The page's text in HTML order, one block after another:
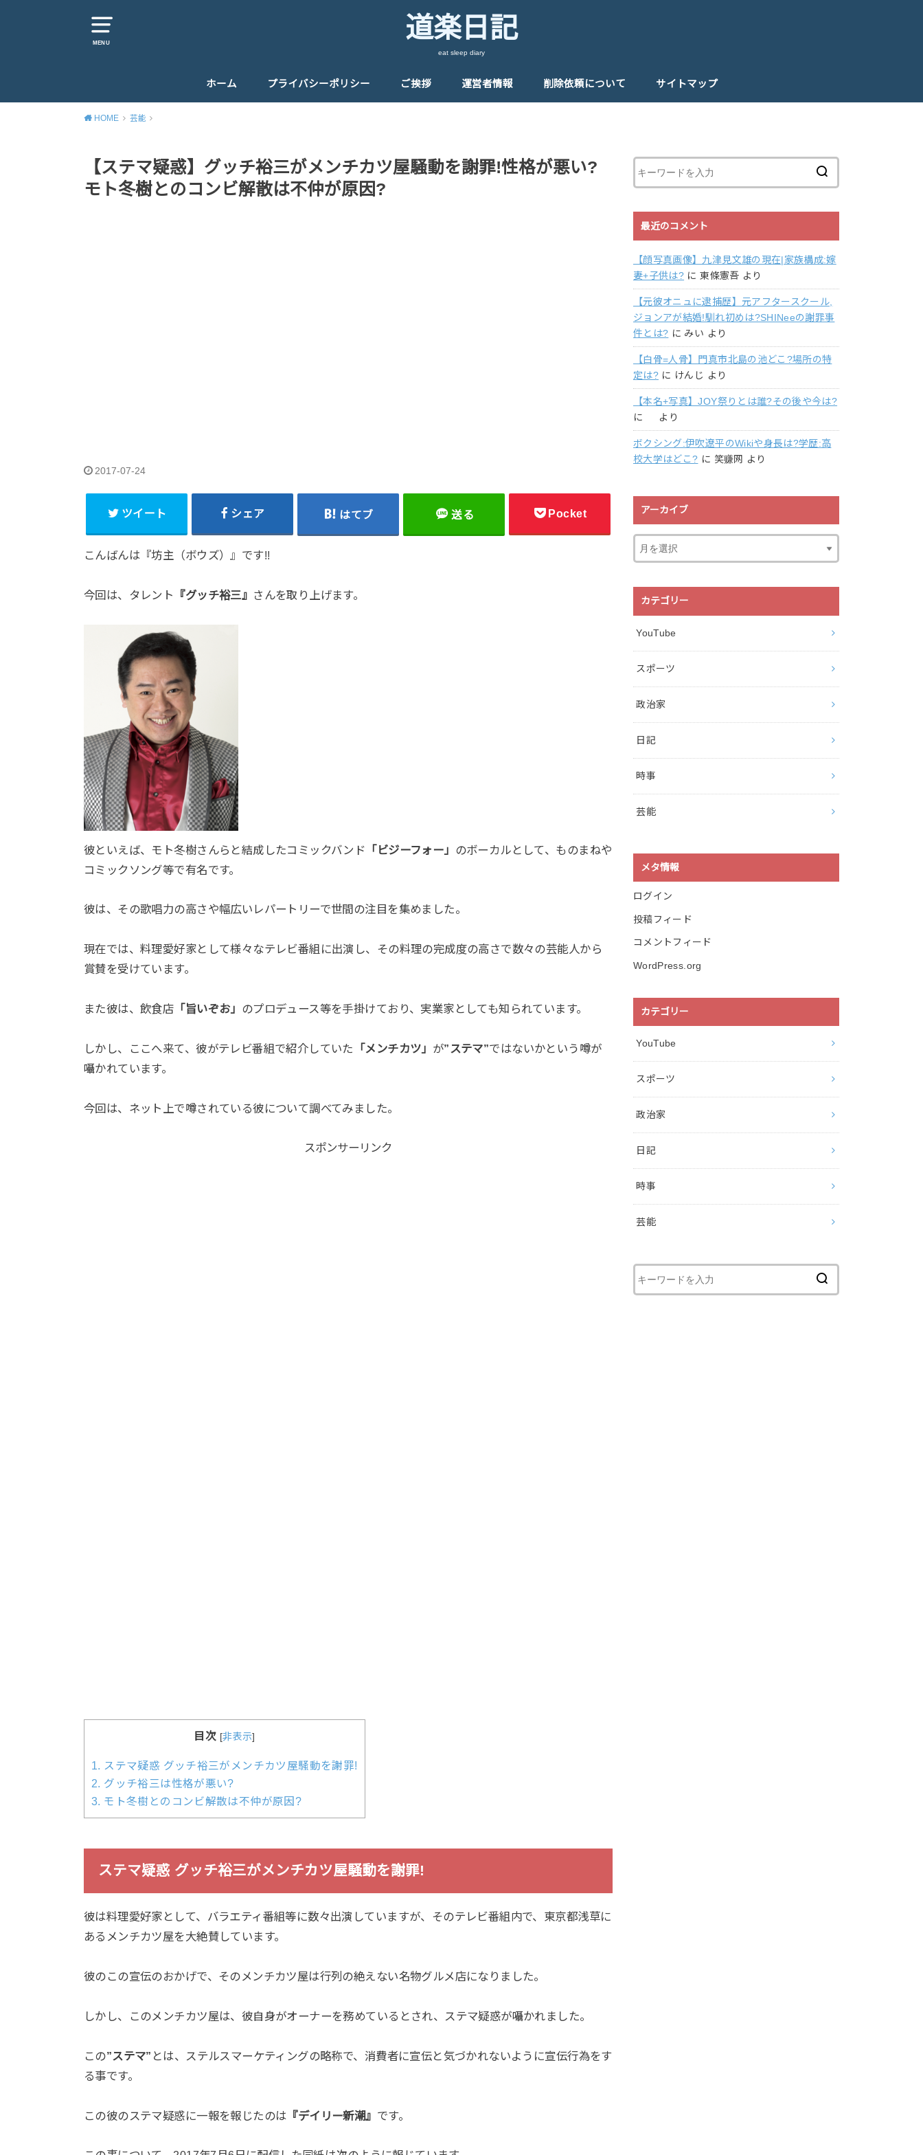
MENU 道楽日記
eat sleep diary
ホーム プライバシーポリシー ご挨拶 運営者情報 削除依頼について サイトマップ
HOME 芸能
【ステマ疑惑】グッチ裕三がメンチカツ屋騒動を謝罪!性格が悪い?
モト冬樹とのコンビ解散は不仲が原因?
2017-07-24
ツイート シェア はてブ 送る Pocket
こんばんは『坊主（ボウズ）』です!!
今回は、タレント 『グッチ裕三』 さんを取り上げます。
彼といえば、モト冬樹さんらと結成したコミックバンド 「ビジーフォー」 のボーカルとして、ものまねや
コミックソング等で有名です。
彼は、その歌唱力の高さや幅広いレパートリーで世間の注目を集めました。
現在では、料理愛好家として様々なテレビ番組に出演し、その料理の完成度の高さで数々の芸能人から
賞賛を受けています。
また彼は、飲食店 「旨いぞお」 のプロデュース等を手掛けており、実業家としても知られています。
しかし、ここへ来て、彼がテレビ番組で紹介していた 「メンチカツ」 が”ステマ”ではないかという噂が
囁かれています。
今回は、ネット上で噂されている彼について調べてみました。
スポンサーリンク
目次 [非表示]
1. ステマ疑惑 グッチ裕三がメンチカツ屋騒動を謝罪!
2. グッチ裕三は性格が悪い?
3. モト冬樹とのコンビ解散は不仲が原因?
ステマ疑惑 グッチ裕三がメンチカツ屋騒動を謝罪!
彼は料理愛好家として、バラエティ番組等に数々出演していますが、そのテレビ番組内で、東京都浅草に
あるメンチカツ屋を大絶賛しています。
彼のこの宣伝のおかげで、そのメンチカツ屋は行列の絶えない名物グルメ店になりました。
しかし、このメンチカツ屋は、彼自身がオーナーを務めているとされ、ステマ疑惑が囁かれました。
この”ステマ” とは、ステルスマーケティングの略称で、消費者に宣伝と気づかれないように宣伝行為をす
る事です。
この彼のステマ疑惑に一報を報じたのは 『デイリー新潮』 です。
最近のコメント
【顔写真画像】九津見文雄の現在|家族構成:嫁
妻+子供は? に東條憲吾 より
【元彼オニュに逮捕歴】元アフタースクール,
ジョンアが結婚!馴れ初めは?SHINeeの謝罪事
件とは? に みい より
【白骨=人骨】門真市北島の池どこ?場所の特
定は? に けんじ より
【本名+写真】JOY祭りとは誰?その後や今は?
に
より
ボクシング:伊吹遼平のWikiや身長は?学歴:高
校大学はどこ? に 笑赚网 より
アーカイブ
カテゴリー
YouTube
スポーツ
政治家
日記
時事
芸能
メタ情報
ログイン
投稿フィード
コメントフィード
WordPress.org
カテゴリー
YouTube
スポーツ
政治家
日記
時事
芸能